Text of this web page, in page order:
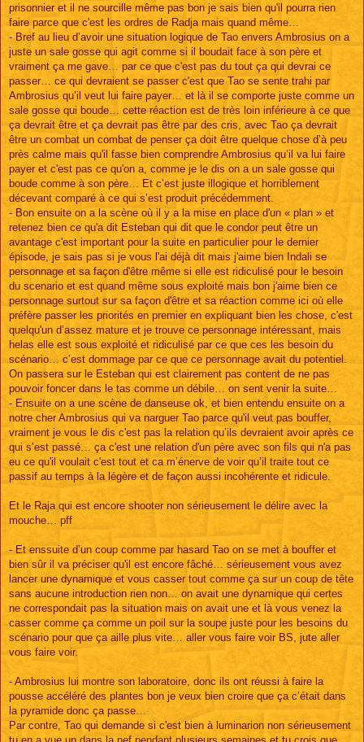
prisonnier et il ne sourcille même pas bon je sais bien qu'il pourra rien
faire parce que c'est les ordres de Radja mais quand même…
- Bref au lieu d’avoir une situation logique de Tao envers Ambrosius on a
juste un sale gosse qui agit comme si il boudait face à son père et
vraiment ça me gave… par ce que c'est pas du tout ça qui devrai ce
passer… ce qui devraient se passer c'est que Tao se sente trahi par
Ambrosius qu’il veut lui faire payer… et là il se comporte juste comme un
sale gosse qui boude… cette réaction est de très loin inférieure à ce que
ça devrait être et ça devrait pas être par des cris, avec Tao ça devrait
être un combat un combat de penser ça doit être quelque chose d’à peu
près calme mais qu'il fasse bien comprendre Ambrosius qu’il va lui faire
payer et c'est pas ce qu'on a, comme je le dis on a un sale gosse qui
boude comme à son père… Et c’est juste illogique et horriblement
décevant comparé à ce qui s’est produit précédemment.
- Bon ensuite on a la scène où il y a la mise en place d'un « plan » et
retenez bien ce qu'a dit Esteban qui dit que le condor peut être un
avantage c'est important pour la suite en particulier pour le dernier
épisode, je sais pas si je vous l'ai déjà dit mais j'aime bien Indali se
personnage et sa façon d'être même si elle est ridiculisé pour le besoin
du scenario et est quand même sous exploité mais bon j'aime bien ce
personnage surtout sur sa façon d'être et sa réaction comme ici où elle
préfère passer les priorités en premier en expliquant bien les chose, c'est
quelqu'un d’assez mature et je trouve ce personnage intéressant, mais
helas elle est sous exploité et ridiculisé par ce que ces les besoin du
scénario… c’est dommage par ce que ce personnage avait du potentiel.
On passera sur le Esteban qui est clairement pas content de ne pas
pouvoir foncer dans le tas comme un débile… on sent venir la suite…
- Ensuite on a une scène de danseuse ok, et bien entendu ensuite on a
notre cher Ambrosius qui va narguer Tao parce qu'il veut pas bouffer,
vraiment je vous le dis c'est pas la relation qu’ils devraient avoir après ce
qui s’est passé… ça c'est une relation d'un père avec son fils qui n'a pas
eu ce qu'il voulait c'est tout et ca m’énerve de voir qu’il traite tout ce
passif au temps à la légère et de façon aussi incohérente et ridicule.
Et le Raja qui est encore shooter non sérieusement le délire avec la
mouche… pff
- Et enssuite d’un coup comme par hasard Tao on se met à bouffer et
bien sûr il va préciser qu'il est encore fâché… sérieusement vous avez
lancer une dynamique et vous casser tout comme ça sur un coup de tête
sans aucune introduction rien non… on avait une dynamique qui certes
ne correspondait pas la situation mais on avait une et là vous venez la
casser comme ça comme un poil sur la soupe juste pour les besoins du
scénario pour que ça aille plus vite… aller vous faire voir BS, jute aller
vous faire voir.
- Ambrosius lui montre son laboratoire, donc ils ont réussi à faire la
pousse accéléré des plantes bon je veux bien croire que ça c’était dans
la pyramide donc ça passe…
Par contre, Tao qui demande si c'est bien à luminarion non sérieusement